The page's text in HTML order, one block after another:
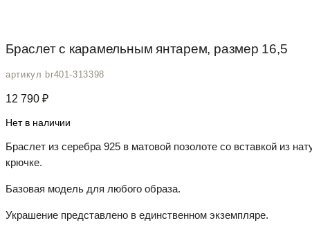
Браслет с карамельным янтарем, размер 16,5
артикул br401-313398
12 790 ₽
Нет в наличии
Браслет из серебра 925 в матовой позолоте со вставкой из
крючке.
Базовая модель для любого образа.
Украшение представлено в единственном экземпляре.